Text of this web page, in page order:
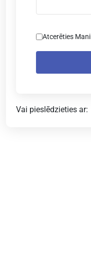
Atcerēties Mani
Vai pieslēdzieties ar: